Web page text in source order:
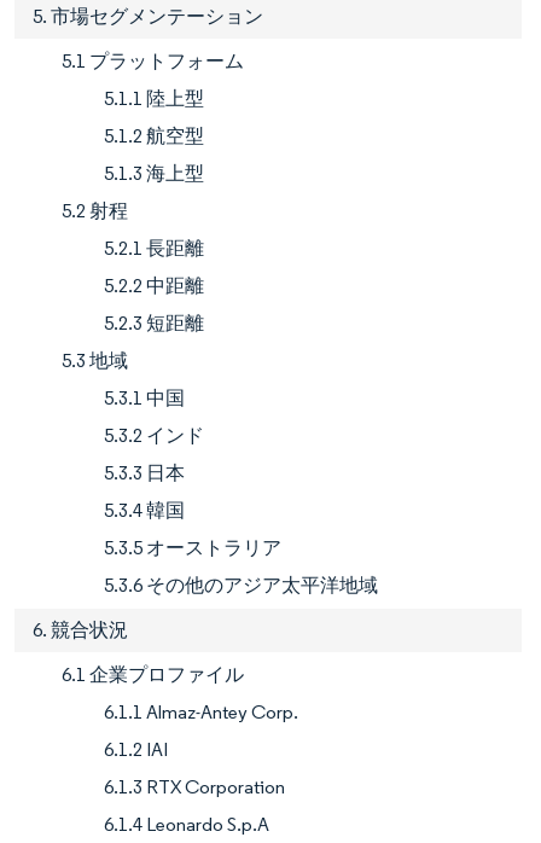
5. 市場セグメンテーション
5.1 プラットフォーム
5.1.1 陸上型
5.1.2 航空型
5.1.3 海上型
5.2 射程
5.2.1 長距離
5.2.2 中距離
5.2.3 短距離
5.3 地域
5.3.1 中国
5.3.2 インド
5.3.3 日本
5.3.4 韓国
5.3.5 オーストラリア
5.3.6 その他のアジア太平洋地域
6. 競合状況
6.1 企業プロファイル
6.1.1 Almaz-Antey Corp.
6.1.2 IAI
6.1.3 RTX Corporation
6.1.4 Leonardo S.p.A